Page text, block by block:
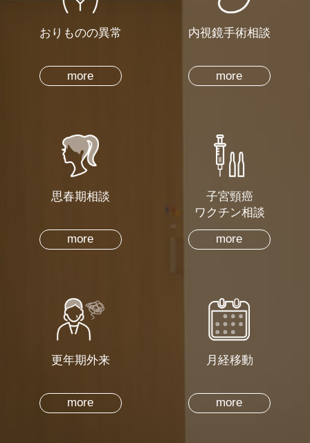
おりものの異常
more
内視鏡手術相談
more
思春期相談
more
子宮頸癌
ワクチン相談
more
更年期外来
more
月経移動
more